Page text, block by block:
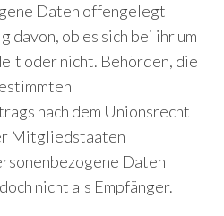
Daten offengelegt
davon, ob es sich bei ihr um
oder nicht. Behörden, die
nach dem Unionsrecht
Mitgliedstaaten
Daten
nicht als Empfänger.